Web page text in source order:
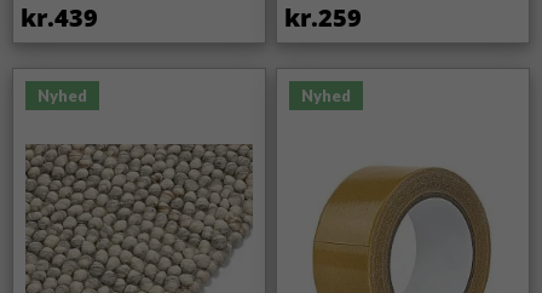
kr.439 kr.259
Nyhed Nyhed